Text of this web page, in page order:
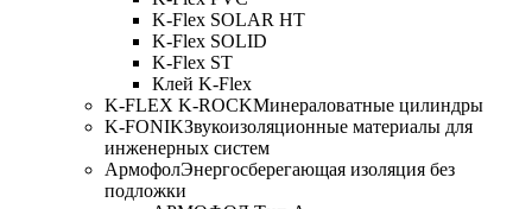
K-Flex SOLAR HT
K-Flex SOLID
K-Flex ST
Клей K-Flex
K-FLEX K-ROCKМинераловатные цилиндры
K-FONIKЗвукоизоляционные материалы для
инженерных систем
АрмофолЭнергосберегающая изоляция без
подложки